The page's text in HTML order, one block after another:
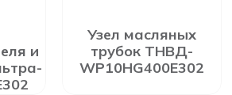
и
Узел масляных
трубок ТНВД-
WP10HG400E302